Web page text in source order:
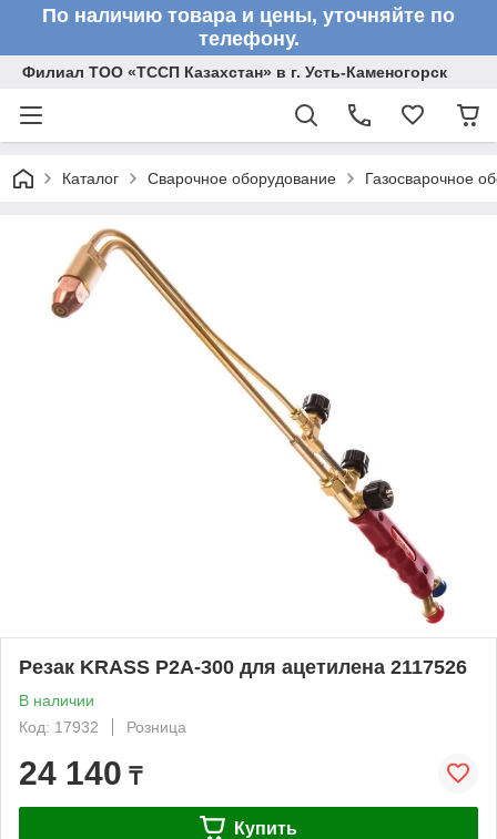
По наличию товара и цены, уточняйте по
телефону.
Филиал ТОО «ТССП Казахстан» в г. Усть-Каменогорск
Каталог Сварочное оборудование Газосварочное
Резак KRASS P2A-300 для ацетилена 2117526
В наличии
Код: 17932
Розница
24 140 ₸
Купить